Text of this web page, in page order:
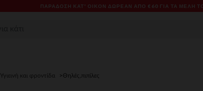
ΠΑΡΆΔΟΣΗ ΚΑΤ' ΟΊΚΟΝ ΔΩΡΕΑΝ ΑΠΌ €60 ΓΙΑ ΤΑ ΜΈΛΗ
Υγιεινή και φροντίδα Θηλές,πιπίλες